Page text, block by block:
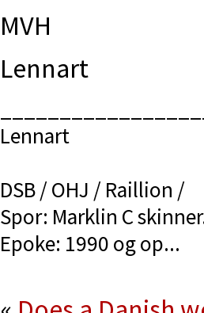
MVH
Lennart
Lennart
DSB / OHJ / Raillion /
Spor: Marklin C
Epoke: 1990 og op...